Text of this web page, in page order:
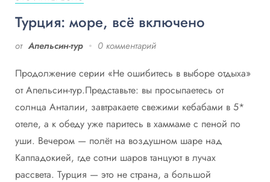
Турция: море, всё включено
от Апельсин-тур 0 комментарий
Продолжение серии «Не ошибитесь в выборе отдыха»
от Апельсин-тур.Представьте: вы просыпаетесь от
солнца Анталии, завтракаете свежими кебабами в 5*
отеле, а к обеду уже паритесь в хаммаме с пеной по
уши. Вечером — полёт на воздушном шаре над
Каппадокией, где сотни шаров танцуют в лучах
рассвета. Турция — это не страна, а большой